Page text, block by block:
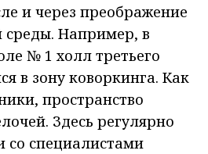
и через преображение
среды. Например, в
№ 1 холл третьего
в зону коворкинга. Как
пространство
Здесь регулярно
со специалистами